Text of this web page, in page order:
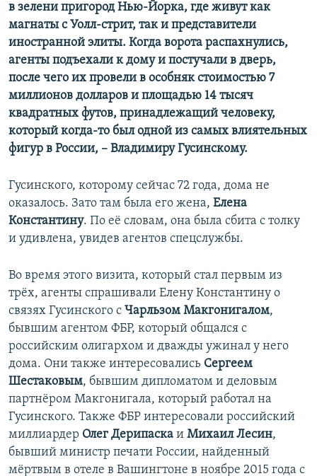
в зелени пригород Нью-Йорка, где живут как
магнаты с Уолл-стрит, так и представители
иностранной элиты. Когда ворота распахнулись,
агенты подъехали к дому и постучали в дверь,
после чего их провели в особняк стоимостью 7
миллионов долларов и площадью 14 тысяч
квадратных футов, принадлежащий человеку,
который когда-то был одной из самых влиятельных
фигур в России, – Владимиру Гусинскому.
Гусинского, которому сейчас 72 года, дома не
оказалось. Зато там была его жена, Елена
Константину. По её словам, она была сбита с толку
и удивлена, увидев агентов спецслужбы.
Во время этого визита, который стал первым из
трёх, агенты спрашивали Елену Константину о
связях Гусинского с Чарльзом Макгонигалом,
бывшим агентом ФБР, который общался с
российским олигархом и дважды ужинал у него
дома. Они также интересовались Сергеем
Шестаковым, бывшим дипломатом и деловым
партнёром Макгонигала, который работал на
Гусинского. Также ФБР интересовали российский
миллиардер Олег Дерипаска и Михаил Лесин,
бывший министр печати России, найденный
мёртвым в отеле в Вашингтоне в ноябре 2015 года с